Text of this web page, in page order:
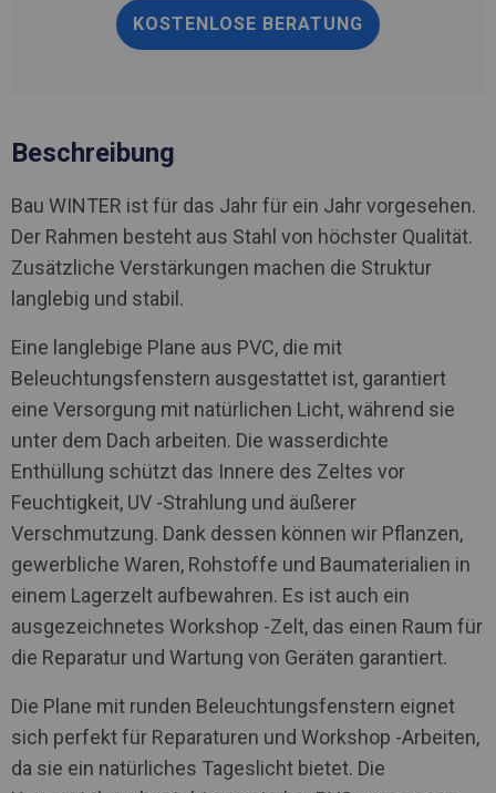
KOSTENLOSE BERATUNG
Beschreibung
Bau WINTER ist für das Jahr für ein Jahr vorgesehen.
Der Rahmen besteht aus Stahl von höchster Qualität.
Zusätzliche Verstärkungen machen die Struktur
langlebig und stabil.
Eine langlebige Plane aus PVC, die mit
Beleuchtungsfenstern ausgestattet ist, garantiert
eine Versorgung mit natürlichen Licht, während sie
unter dem Dach arbeiten. Die wasserdichte
Enthüllung schützt das Innere des Zeltes vor
Feuchtigkeit, UV -Strahlung und äußerer
Verschmutzung. Dank dessen können wir Pflanzen,
gewerbliche Waren, Rohstoffe und Baumaterialien in
einem Lagerzelt aufbewahren. Es ist auch ein
ausgezeichnetes Workshop -Zelt, das einen Raum für
die Reparatur und Wartung von Geräten garantiert.
Die Plane mit runden Beleuchtungsfenstern eignet
sich perfekt für Reparaturen und Workshop -Arbeiten,
da sie ein natürliches Tageslicht bietet. Die